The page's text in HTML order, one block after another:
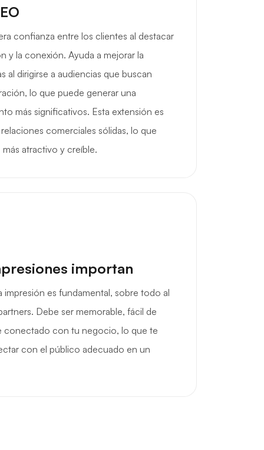
confianza entre los clientes al destacar
y la conexión. Ayuda a mejorar la
al dirigirse a audiencias que buscan
lo que puede generar una
más significativos. Esta extensión es
comerciales sólidas, lo que
atractivo y creíble.
importan
impresión es fundamental, sobre todo al
Debe ser memorable, fácil de
conectado con tu negocio, lo que te
con el público adecuado en un